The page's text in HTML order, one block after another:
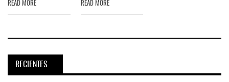
READ MORE READ MORE
RECIENTES